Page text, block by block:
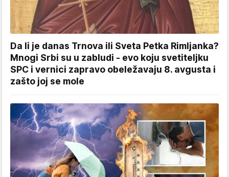
Da li je danas Trnova ili Sveta Petka Rimljanka?
Mnogi Srbi su u zabludi - evo koju svetiteljku
SPC i vernici zapravo obeležavaju 8. avgusta i
zašto joj se mole